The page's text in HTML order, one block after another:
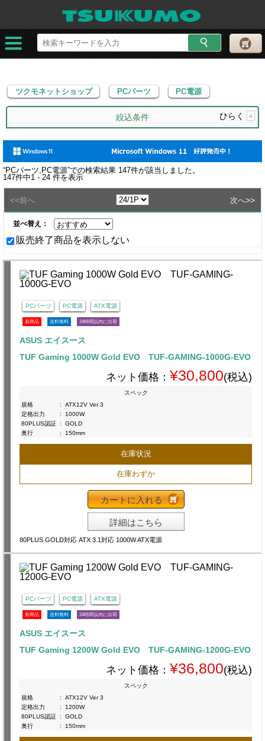
ツクモネットショップ PCパーツ
ツクモネットショップ PCパーツ PC電源
絞込条件 ひらく +
“PCパーツ,PC電源”での検索結果 147件が該当しました。
147件中1 - 24 件を表示
<<前へ 次へ>>
並べ替え：
販売終了商品を表示しない
PCパーツ PC電源 ATX電源
新商品 送料無料 24時間以内に出荷
ASUS エイスース
TUF Gaming 1000W Gold EVO TUF-GAMING-1000G-EVO
ネット価格： ¥30,800(税込)
スペック
規格
:
ATX12V Ver 3
定格出力
:
1000W
80PLUS認証 :
GOLD
奥行
: 150mm
在庫状況
在庫わずか
カートに入れる
詳細はこちら
80PLUS GOLD対応 ATX 3.1対応 1000W ATX電源
PCパーツ PC電源 ATX電源
新商品 送料無料 24時間以内に出荷
ASUS エイスース
TUF Gaming 1200W Gold EVO TUF-GAMING-1200G-EVO
ネット価格： ¥36,800(税込)
スペック
規格
:
ATX12V Ver 3
定格出力
:
1200W
80PLUS認証 :
GOLD
奥行
: 150mm